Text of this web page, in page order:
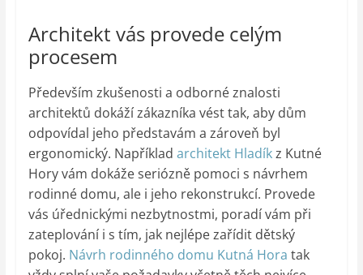
Architekt vás provede celým
procesem
Především zkušenosti a odborné znalosti
architektů dokáží zákazníka vést tak, aby dům
odpovídal jeho představám a zároveň byl
ergonomický. Například architekt Hladíkz Kutné
Hory vám dokáže seriózně pomoci s návrhem
rodinné domu, ale i jeho rekonstrukcí. Provede
vás úřednickými nezbytnostmi, poradí vám při
zateplování i s tím, jak nejlépe zařídit dětský
pokoj. Návrh rodinného domu Kutná Hora tak